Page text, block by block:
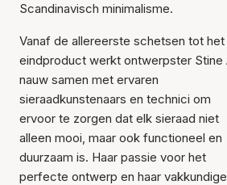
Scandinavisch minimalisme.
Vanaf de allereerste schetsen tot het
eindproduct werkt ontwerpster Stine
nauw samen met ervaren
sieraadkunstenaars en technici om
ervoor te zorgen dat elk sieraad niet
alleen mooi, maar ook functioneel en
duurzaam is. Haar passie voor het
perfecte ontwerp en haar vakkundige